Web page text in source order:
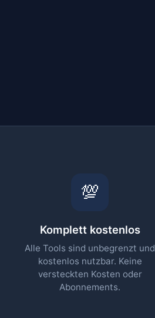
💯
Komplett kostenlos
Alle Tools sind unbegrenzt und
kostenlos nutzbar. Keine
versteckten Kosten oder
Abonnements.